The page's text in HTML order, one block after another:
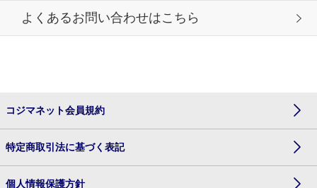
よくあるお問い合わせはこちら
コジマネット会員規約
特定商取引法に基づく表記
個人情報保護方針